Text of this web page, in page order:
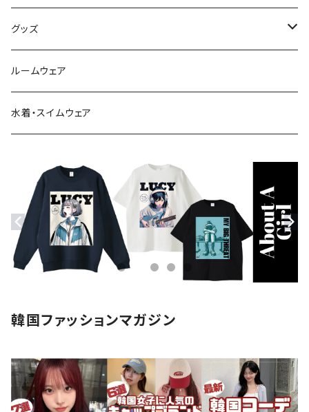
Tシャツ
シャツ・ブラウス
ブーツ
スニーカー
サンダル
グッズ
バッグ
帽子
モバイルケース
ステッカー
ルームウェア
水着・スイムウェア
韓国ファッションマガジン